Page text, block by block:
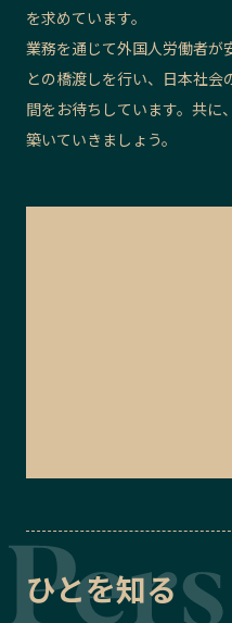
を求めています。
業務を通じて外国人労働者が
との橋渡しを行い、日本社
間をお待ちしています。共に
築いていきましょう。
ひとを知る